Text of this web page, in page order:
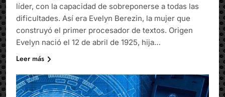
líder, con la capacidad de sobreponerse a todas las
dificultades. Así era Evelyn Berezin, la mujer que
construyó el primer procesador de textos. Origen
Evelyn nació el 12 de abril de 1925, hija…
Leer más